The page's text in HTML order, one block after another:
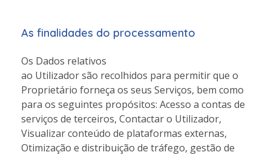
As finalidades do processamento
Os Dados relativos
ao Utilizador são recolhidos para permitir que o
Proprietário forneça os seus Serviços, bem como
para os seguintes propósitos: Acesso a contas de
serviços de terceiros, Contactar o Utilizador,
Visualizar conteúdo de plataformas externas,
Otimização e distribuição de tráfego, gestão de